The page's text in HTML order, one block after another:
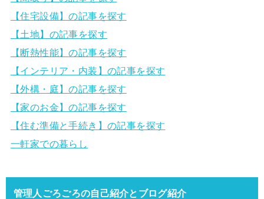
【住宅設備】の記事を探す
【土地】の記事を探す
【断熱性能】の記事を探す
【インテリア・内装】の記事を探す
【外構・庭】の記事を探す
【家のお金】の記事を探す
【住む準備と手続き】の記事を探す
一軒家での暮らし
管理人ごろごろの自己紹介とブログ紹介